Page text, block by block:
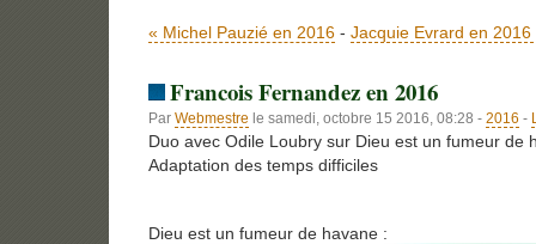
« Michel Pauzié en 2016 - Jacquie Evrard en 2016
Francois Fernandez en 2016
Par Webmestre le samedi, octobre 15 2016, 08:28 - 2016 -
Duo avec Odile Loubry sur Dieu est un fumeur de
Adaptation des temps difficiles
Dieu est un fumeur de havane :